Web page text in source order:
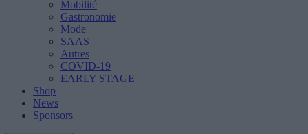
Mobilité
Gastronomie
Mode
SAAS
Autres
COVID-19
EARLY STAGE
Shop
News
Sponsors